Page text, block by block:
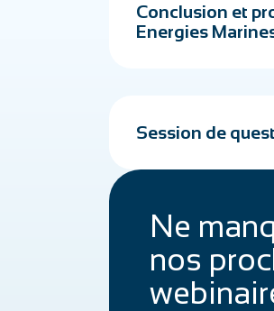
Conclusion et
Energies
Session de
Ne
nos